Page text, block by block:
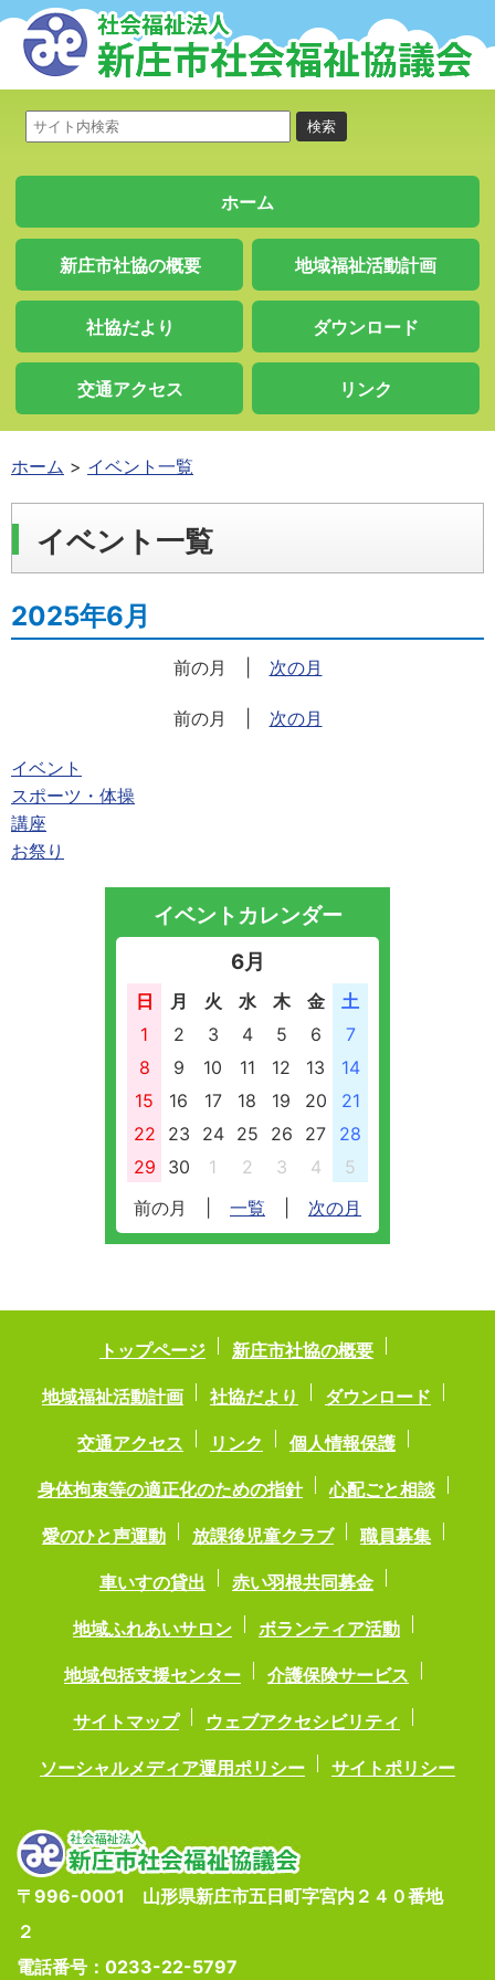
ホーム
新庄市社協の概要 地域福祉活動計画
社協だより ダウンロード
交通アクセス リンク
ホーム イベント一覧
イベント
スポーツ・体操
講座
お祭り
イベントカレンダー
6月
日 月 火 水 木 金
土
1
2 3 4 5 6
7
8
9 10 11 12 13
14
15
16 17 18 19 20
21
22
23 24 25 26 27
28
29
30 1 2 3 4
5
前の月
一覧 次の月
イベント一覧
2025年6月
前の月 次の月
前の月 次の月
トップページ 新庄市社協の概要
地域福祉活動計画 社協だより ダウンロード
交通アクセス リンク 個人情報保護
身体拘束等の適正化のための指針 心配ごと相談
愛のひと声運動 放課後児童クラブ 職員募集
車いすの貸出 赤い羽根共同募金
地域ふれあいサロン ボランティア活動
地域包括支援センター 介護保険サービス
サイトマップ ウェブアクセシビリティ
ソーシャルメディア運用ポリシー サイトポリシー
〒996-0001 山形県新庄市五日町字宮内２４０番地
２
電話番号：0233-22-5797